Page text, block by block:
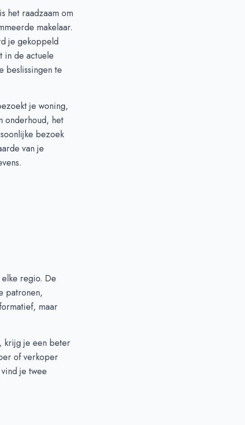
het raadzaam om
makelaar.
je gekoppeld
in de actuele
beslissingen te
je woning,
onderhoud, het
bezoek
van je
regio. De
patronen,
maar
krijg je een beter
of verkoper
je twee